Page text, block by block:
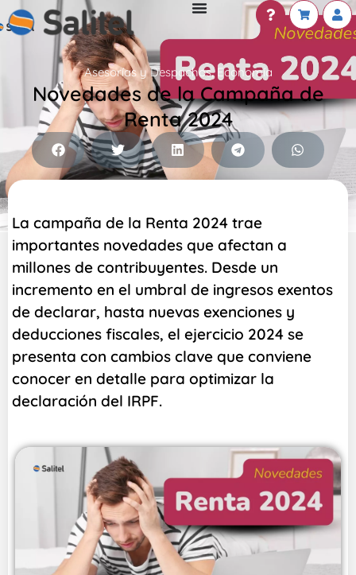
Asesorías y Despachos,Economía
Novedades de la Campaña de
Renta 2024
La campaña de la Renta 2024 trae
importantes novedades que afectan a
millones de contribuyentes. Desde un
incremento en el umbral de ingresos exentos
de declarar, hasta nuevas exenciones y
deducciones fiscales, el ejercicio 2024 se
presenta con cambios clave que conviene
conocer en detalle para optimizar la
declaración del IRPF.